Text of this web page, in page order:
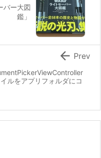
バー大図
鑑」
ルをアプリフォルダにコ
 Prev